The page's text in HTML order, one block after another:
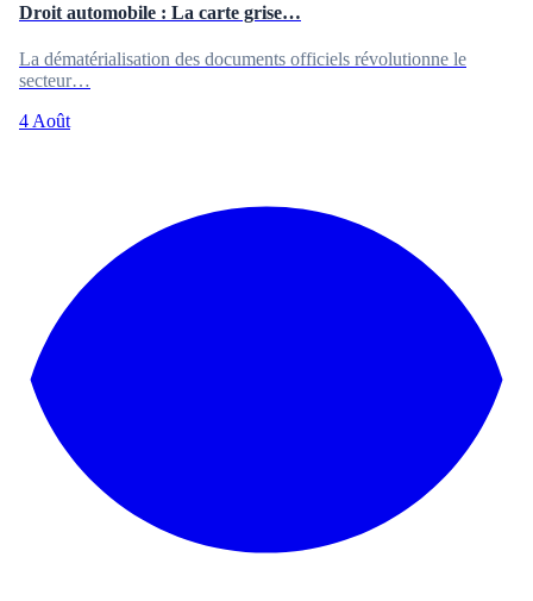
Droit automobile : La carte grise…
La dématérialisation des documents officiels révolutionne le
secteur…
4 Août